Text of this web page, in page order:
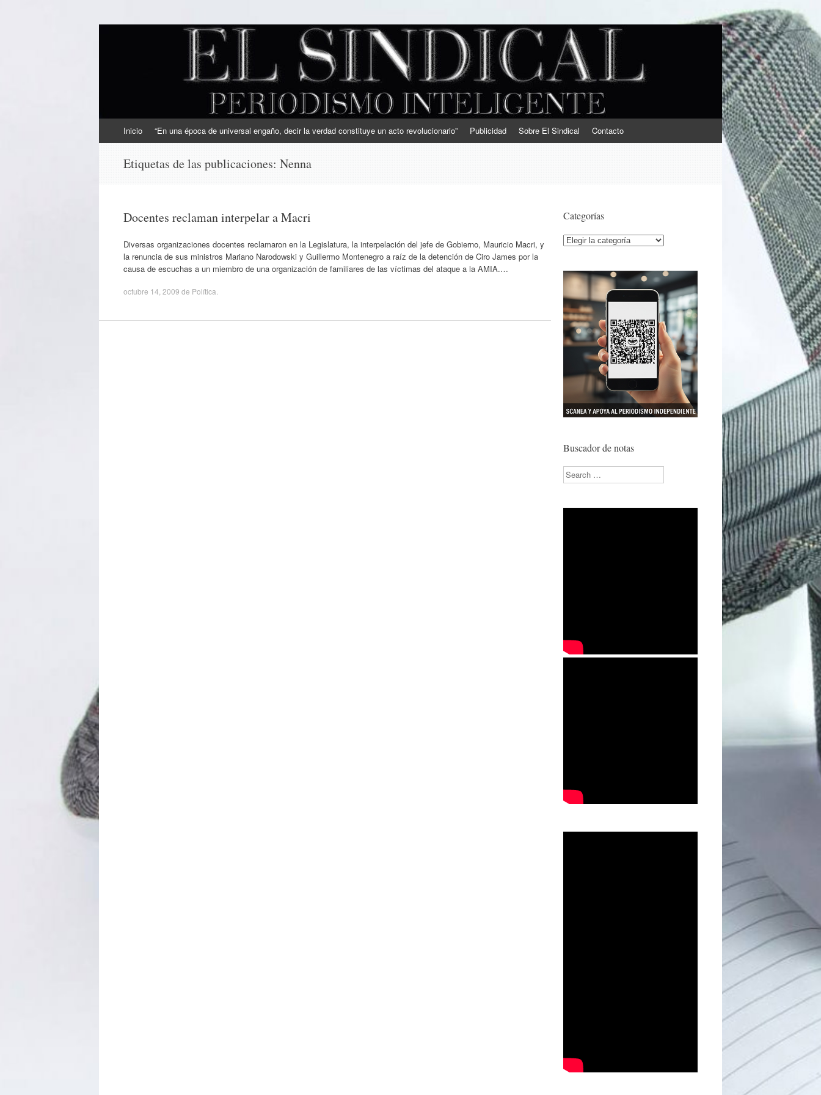
EL SINDICAL
Periodismo Inteligente
al
Inicio “En una época de universal engaño, decir la verdad constituye un acto revolucionario” Publicidad Sobre El Sindical Contacto
Etiquetas de las publicaciones: Nenna
Docentes reclaman interpelar a Macri
Diversas organizaciones docentes reclamaron en la Legislatura, la interpelación del jefe de Gobierno, Mauricio Macri, y
la renuncia de sus ministros Mariano Narodowski y Guillermo Montenegro a raíz de la detención de Ciro James por la
causa de escuchas a un miembro de una organización de familiares de las víctimas del ataque a la AMIA.…
octubre 14, 2009 de Política
Categorías
Categorías
Buscador de notas
Search